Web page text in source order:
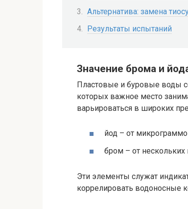
Альтернатива: замена
Результаты испытаний
Значение брома и
Пластовые и буровые воды
которых важное место
варьироваться в широких
йод – от
бром – от
Эти элементы служат
коррелировать водоносные